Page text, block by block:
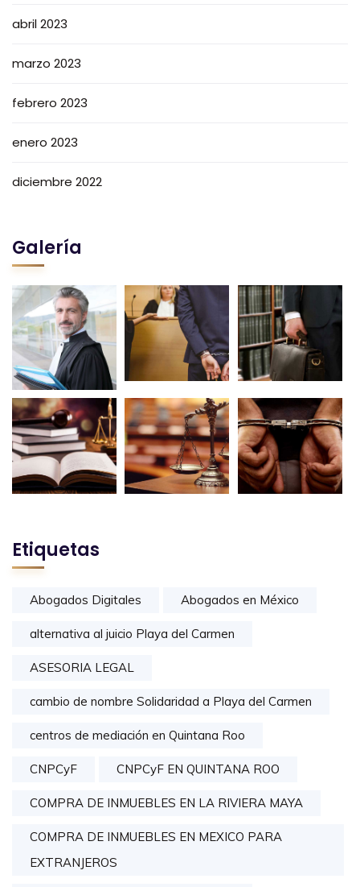
abril 2023
marzo 2023
febrero 2023
enero 2023
diciembre 2022
Galería
Etiquetas
Abogados Digitales Abogados en México
alternativa al juicio Playa del Carmen
ASESORIA LEGAL
cambio de nombre Solidaridad a Playa del Carmen
centros de mediación en Quintana Roo
CNPCyF CNPCyF EN QUINTANA ROO
COMPRA DE INMUEBLES EN LA RIVIERA MAYA
COMPRA DE INMUEBLES EN MEXICO PARA
EXTRANJEROS